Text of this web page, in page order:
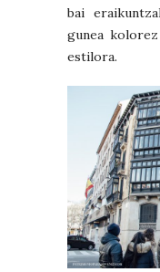
bai
gunea
estilora.